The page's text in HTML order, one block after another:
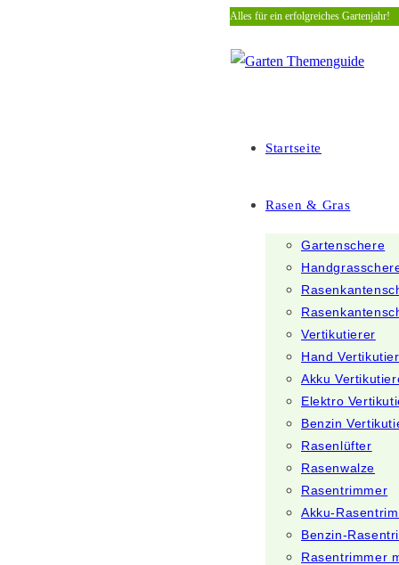
Zum
springen
Alles für ein erfolgreiches Gartenjahr!
Startseite
Rasen & Gras
Gartenschere
Vertikutierer
Hand
Akku
Elektro
Benzin
Rasenlüfter
Rasenwalze
Rasentrimmer
Akku-
Benzin-
Rasentrimmer